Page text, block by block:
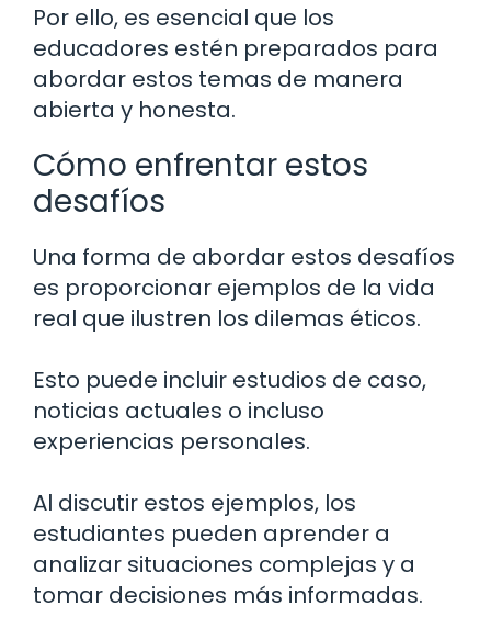
Por ello, es esencial que los
educadores estén preparados para
abordar estos temas de manera
abierta y honesta.
Cómo enfrentar estos
desafíos
Una forma de abordar estos desafíos
es proporcionar ejemplos de la vida
real que ilustren los dilemas éticos.
Esto puede incluir estudios de caso,
noticias actuales o incluso
experiencias personales.
Al discutir estos ejemplos, los
estudiantes pueden aprender a
analizar situaciones complejas y a
tomar decisiones más informadas.